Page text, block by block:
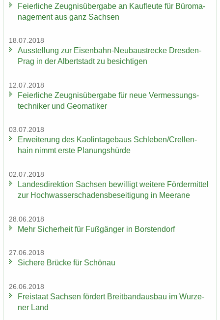
Fei­er­li­che Zeug­nis­über­ga­be an Kauf­leu­te für Bü­ro­ma­
nage­ment aus ganz Sach­sen
18.07.2018
Aus­stel­lung zur Eisenbahn-​Neubaustrecke Dresden-​
Prag in der Al­bert­stadt zu be­sich­ti­gen
12.07.2018
Fei­er­li­che Zeug­nis­über­ga­be für neue Ver­mes­sungs­
tech­ni­ker und Geo­ma­ti­ker
03.07.2018
Er­wei­te­rung des Kao­lin­ta­ge­baus Schle­ben/Crel­len­
hain nimmt erste Pla­nungs­hür­de
02.07.2018
Lan­des­di­rek­ti­on Sach­sen be­wil­ligt wei­te­re För­der­mit­tel
zur Hoch­was­ser­scha­dens­be­sei­ti­gung in Meer­a­ne
28.06.2018
Mehr Si­cher­heit für Fuß­gän­ger in Bors­ten­dorf
27.06.2018
Si­che­re Brü­cke für Schön­au
26.06.2018
Frei­staat Sach­sen för­dert Breit­band­aus­bau im Wur­ze­
ner Land